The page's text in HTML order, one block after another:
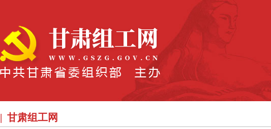
甘肃组工网